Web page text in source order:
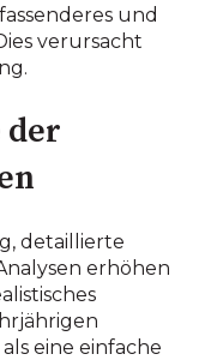
und
verursacht
der
detaillierte
erhöhen
eine einfache